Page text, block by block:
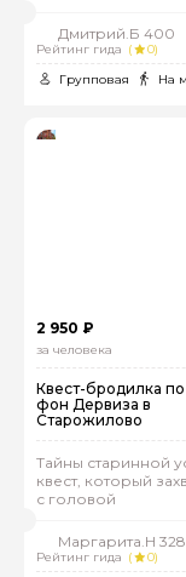
Дмитрий.Б 400
Рейтинг гида (
0)
Групповая
На
2 950 ₽
за человека
Квест-бродилка
фон Дервиза в
Старожилово
Тайны старинной
квест, который
с головой
Маргарита.Н 328
Рейтинг гида (
0)